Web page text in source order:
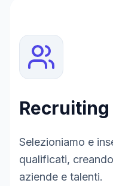
Selezioniamo e
qualificati,
aziende e talenti.